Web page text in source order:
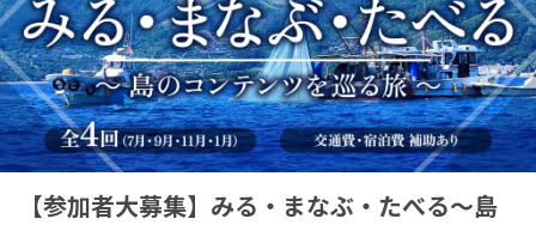
【参加者大募集】みる・まなぶ・たべる～島